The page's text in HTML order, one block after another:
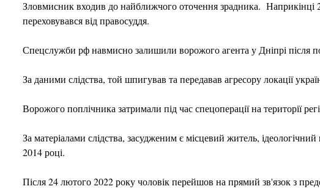
Зловмисник входив до найближчого оточення зрадника. Наприкінці
переховувався від правосуддя.
Спецслужби рф навмисно залишили ворожого агента у Дніпрі після
За даними слідства, той шпигував та передавав агресору локації
Ворожого поплічника затримали під час спецоперації на території
За матеріалами слідства, засудженим є місцевий житель,
2014 році.
Після 24 лютого 2022 року чоловік перейшов на прямий зв'язок з